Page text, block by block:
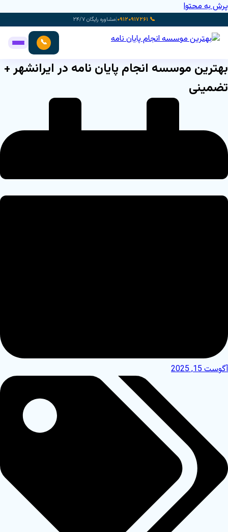
پرش به محتوا
📞 ۰۹۱۲۰۹۱۷۲۶۱ |مشاوره رایگان ۲۴/۷
📞
بهترین موسسه انجام پایان نامه در ایرانشهر +
تضمینی
آگوست 15, 2025